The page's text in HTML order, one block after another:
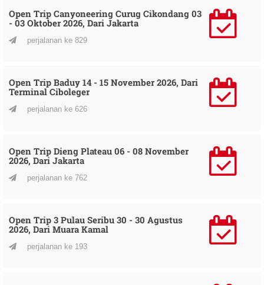
Open Trip Canyoneering Curug Cikondang 03
- 03 Oktober 2026, Dari Jakarta
perjalanan ke 829
Open Trip Baduy 14 - 15 November 2026, Dari
Terminal Ciboleger
perjalanan ke 626
Open Trip Dieng Plateau 06 - 08 November
2026, Dari Jakarta
perjalanan ke 762
Open Trip 3 Pulau Seribu 30 - 30 Agustus
2026, Dari Muara Kamal
perjalanan ke 193